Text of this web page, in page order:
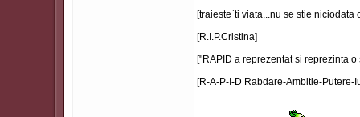
[traieste`ti viata...nu se stie niciodata
[R.I.P.Cristina]
["RAPID a reprezentat si reprezinta
[R-A-P-I-D Rabdare-Ambitie-Putere-